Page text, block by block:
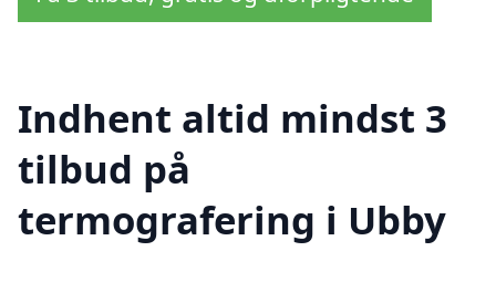
Indhent altid mindst 3
tilbud på
termografering i Ubby